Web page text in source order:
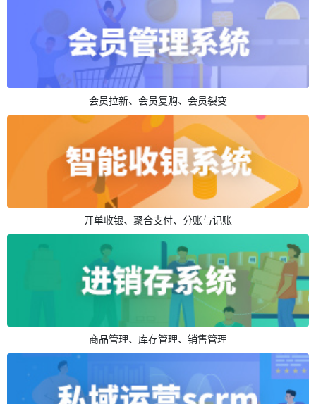
会员拉新、会员复购、会员裂变
开单收银、聚合支付、分账与记账
商品管理、库存管理、销售管理